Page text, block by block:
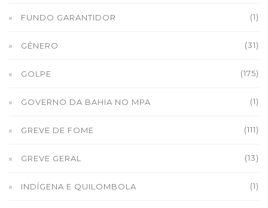
FUNDO GARANTIDOR (1)
GÊNERO (31)
GOLPE (175)
GOVERNO DA BAHIA NO MPA (1)
GREVE DE FOME (111)
GREVE GERAL (13)
INDÍGENA E QUILOMBOLA (1)